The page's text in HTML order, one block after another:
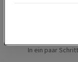
In ein paar